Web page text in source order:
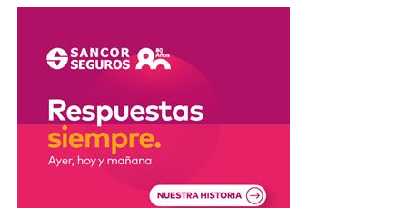
Quienes tengan una infracciónpendiente de pago
nulidad de la multa.
En tanto, quienes
gestionar elreintegro del dinero
emitió la infracción. Si el reclamo administrativo no
prospera, también existe la posibilidad de acudir a la